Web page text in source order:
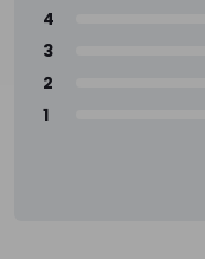
4
3
2
1